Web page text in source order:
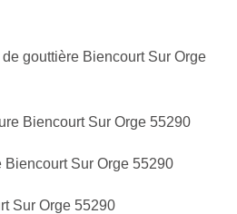
gouttière Biencourt Sur Orge
Biencourt Sur Orge 55290
Biencourt Sur Orge 55290
Sur Orge 55290